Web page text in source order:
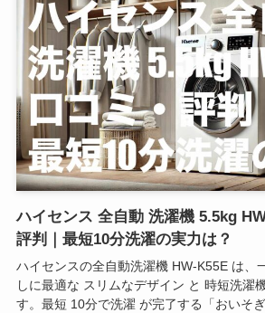
ハイセンス 全自動 洗濯機 5.5kg
評判｜最短10分洗濯の実力は？
ハイセンスの全自動洗濯機 HW-K55E は、
しに最適な スリムなデザイン と 時短洗濯
す。最短 10分で洗濯 が完了する「おいそ